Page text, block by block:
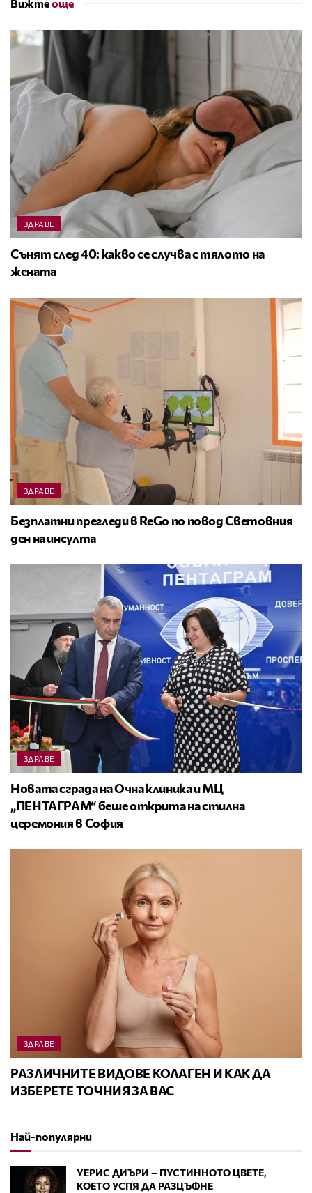
Вижтеоще
ЗДРАВЕ
Сънят след 40: какво се случва с тялото на
жената
ЗДРАВЕ
Безплатни прегледи в ReGo по повод Световния
ден на инсулта
ЗДРАВЕ
Новата сграда на Очна клиника и МЦ
„ПЕНТАГРАМ“ беше открита на стилна
церемония в София
ЗДРАВЕ
РАЗЛИЧНИТЕ ВИДОВЕ КОЛАГЕН И КАК ДА
ИЗБЕРЕТЕ ТОЧНИЯ ЗА ВАС
Най-популярни
УЕРИС ДИЪРИ – ПУСТИННОТО ЦВЕТЕ,
КОЕТО УСПЯ ДА РАЗЦЪФНЕ